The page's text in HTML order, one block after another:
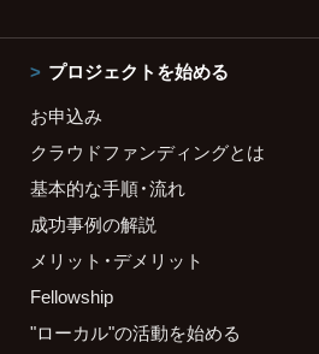
プロジェクトを始める
お申込み
クラウドファンディングとは
基本的な手順・流れ
成功事例の解説
メリット・デメリット
Fellowship
"ローカル"の活動を始める